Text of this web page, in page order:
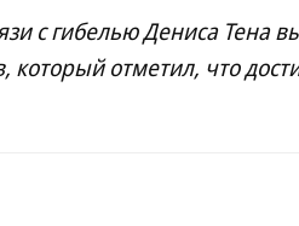
с гибелью Дениса Тена
который отметил, что